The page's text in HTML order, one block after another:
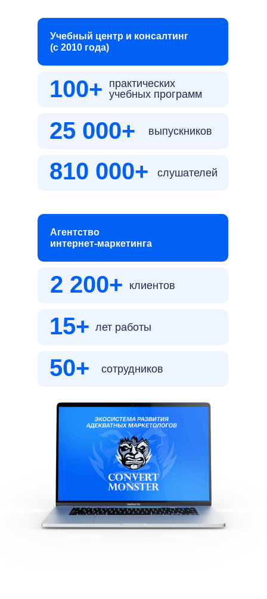
Учебный центр и консалтинг
(с 2010 года)
Агентство
интернет-маркетинга
100+
практических
учебных программ
25 000+ выпускников
810 000+ слушателей
2 200+ клиентов
15+ лет работы
50+ сотрудников